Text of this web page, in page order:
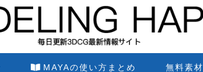
MAYAの使い方まとめ 無料素材